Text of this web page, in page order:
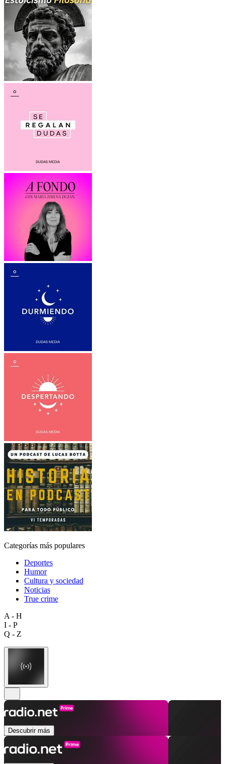
Categorías más populares
Deportes
Humor
Cultura y sociedad
Noticias
True crime
A - H
I - P
Q - Z
Descubrir más